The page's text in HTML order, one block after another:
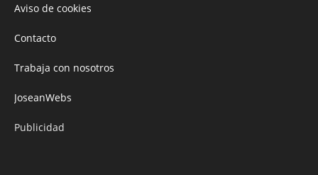
Aviso de cookies
Contacto
Trabaja con nosotros
JoseanWebs
Publicidad